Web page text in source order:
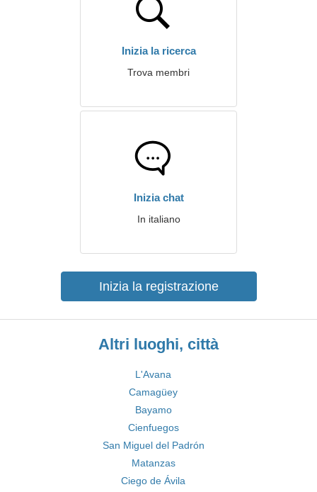
Inizia la ricerca
Trova membri
Inizia chat
In italiano
Inizia la registrazione
Altri luoghi, città
L'Avana
Camagüey
Bayamo
Cienfuegos
San Miguel del Padrón
Matanzas
Ciego de Ávila